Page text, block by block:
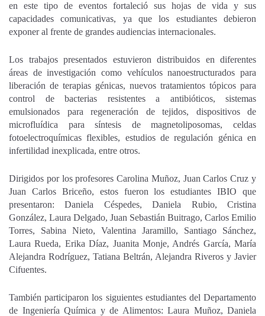
en este tipo de eventos fortaleció sus hojas de vida y sus
capacidades comunicativas, ya que los estudiantes debieron
exponer al frente de grandes audiencias internacionales.
Los trabajos presentados estuvieron distribuidos en diferentes
áreas de investigación como vehículos nanoestructurados para
liberación de terapias génicas, nuevos tratamientos tópicos para
control de bacterias resistentes a antibióticos, sistemas
emulsionados para regeneración de tejidos, dispositivos de
microfluídica para síntesis de magnetoliposomas, celdas
fotoelectroquímicas flexibles, estudios de regulación génica en
infertilidad inexplicada, entre otros.
Dirigidos por los profesores Carolina Muñoz, Juan Carlos Cruz y
Juan Carlos Briceño, estos fueron los estudiantes IBIO que
presentaron: Daniela Céspedes, Daniela Rubio, Cristina
González, Laura Delgado, Juan Sebastián Buitrago, Carlos Emilio
Torres, Sabina Nieto, Valentina Jaramillo, Santiago Sánchez,
Laura Rueda, Erika Díaz, Juanita Monje, Andrés García, María
Alejandra Rodríguez, Tatiana Beltrán, Alejandra Riveros y Javier
Cifuentes.
También participaron los siguientes estudiantes del Departamento
de Ingeniería Química y de Alimentos: Laura Muñoz, Daniela